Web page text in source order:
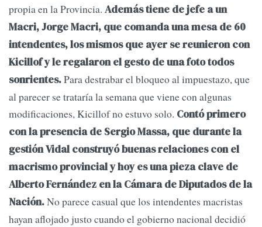
propia en la Provincia. Además tiene de jefe a un
Macri, Jorge Macri, que comanda una mesa de 60
intendentes, los mismos que ayer se reunieron con
Kicillof y le regalaron el gesto de una foto todos
sonrientes.Para destrabar el bloqueo al impuestazo, que
al parecer se trataría la semana que viene con algunas
modificaciones, Kicillof no estuvo solo. Contó primero
con la presencia de Sergio Massa, que durante la
gestión Vidal construyó buenas relaciones con el
macrismo provincial y hoy es una pieza clave de
Alberto Fernández en la Cámara de Diputados de la
Nación.No parece casual que los intendentes macristas
hayan aflojado justo cuando el gobierno nacional decidió